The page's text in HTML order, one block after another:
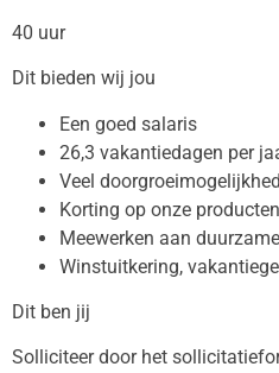
40 uur
Dit bieden wij jou
Een goed salaris
26,3 vakantiedagen per
Veel
Korting op onze
Meewerken aan
Winstuitkering,
Dit ben jij
Solliciteer door het